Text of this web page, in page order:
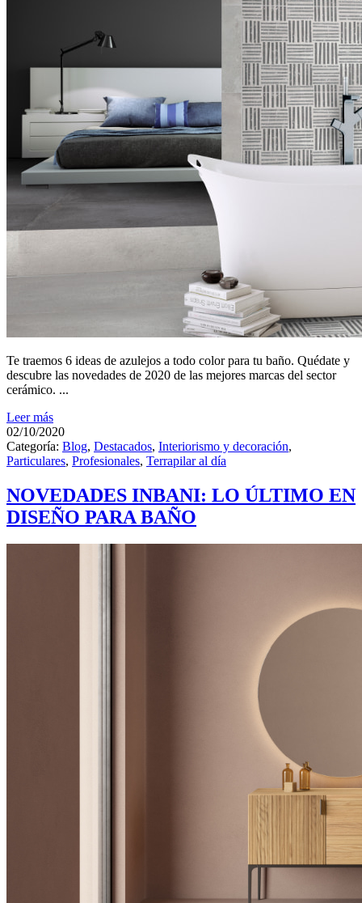
Te traemos 6 ideas de azulejos a todo color para tu baño. Quédate y
descubre las novedades de 2020 de las mejores marcas del sector
cerámico. ...
Leer más
02/10/2020
Categoría: Blog, Destacados, Interiorismo y decoración,
Particulares, Profesionales, Terrapilar al día
NOVEDADES INBANI: LO ÚLTIMO EN
DISEÑO PARA BAÑO